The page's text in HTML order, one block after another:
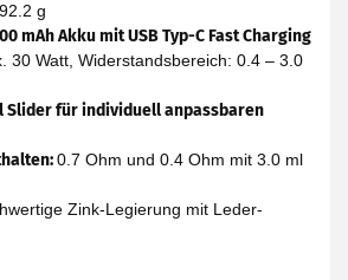
g
Akku mit USB Typ-C Fast Charging
30 Watt, Widerstandsbereich: 0.4 – 3.0
für individuell anpassbaren
0.7 Ohm und 0.4 Ohm mit 3.0 ml
Zink-Legierung mit Leder-